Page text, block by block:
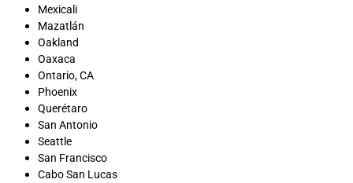
Mexicali
Mazatlán
Oakland
Oaxaca
Ontario, CA
Phoenix
Querétaro
San Antonio
Seattle
San Francisco
Cabo San Lucas